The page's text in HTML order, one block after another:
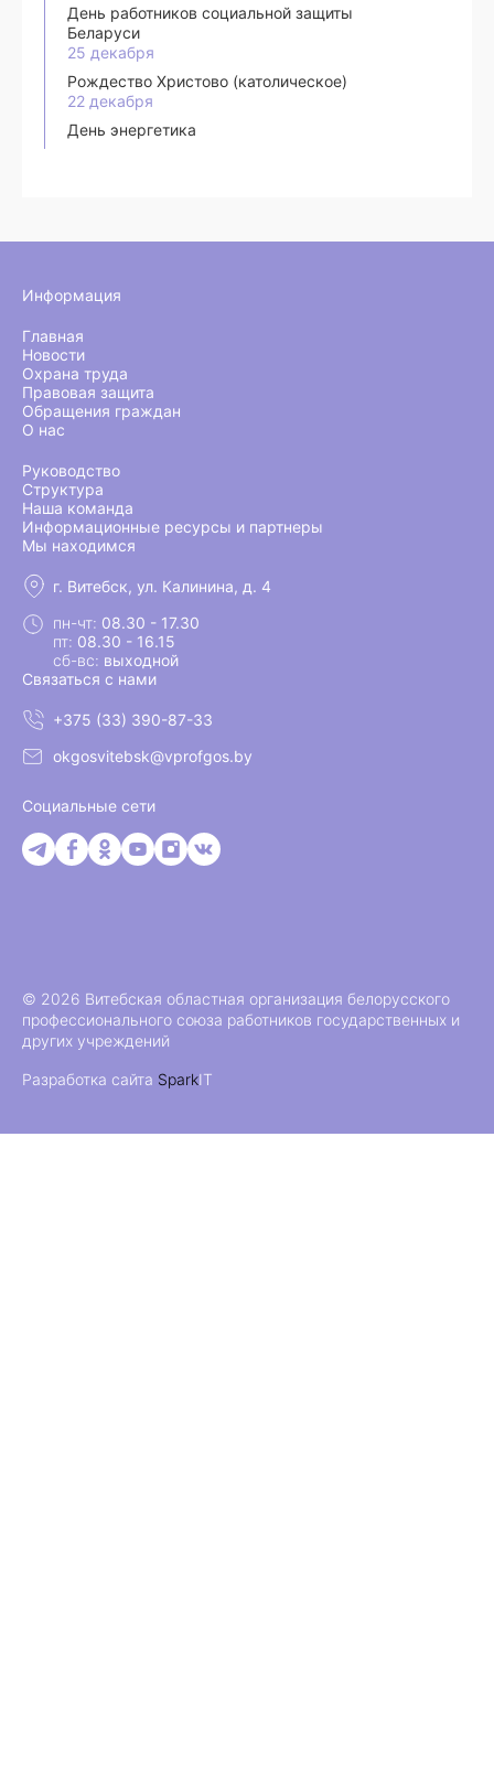
День работников социальной защиты
Беларуси
25 декабря
Рождество Христово (католическое)
22 декабря
День энергетика
Информация
Главная
Новости
Охрана труда
Правовая защита
Обращения граждан
О нас
Руководство
Структура
Наша команда
Информационные ресурсы и партнеры
Мы находимся
г. Витебск, ул. Калинина, д. 4
пн-чт: 08.30 - 17.30
пт: 08.30 - 16.15
сб-вс: выходной
Связаться с нами
+375 (33) 390-87-33
okgosvitebsk@vprofgos.by
Социальные сети
© 2026 Витебская областная организация белорусского
профессионального союза работников государственных и
других учреждений
Разработка сайта SparkIT